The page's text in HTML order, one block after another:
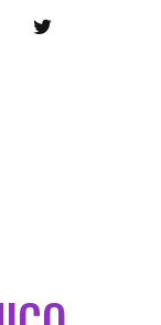
TWITTER